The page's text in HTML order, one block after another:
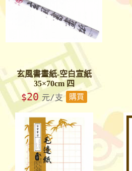
玄風書畫紙-空白宣紙
35×70cm 四
$20 元/支 購買